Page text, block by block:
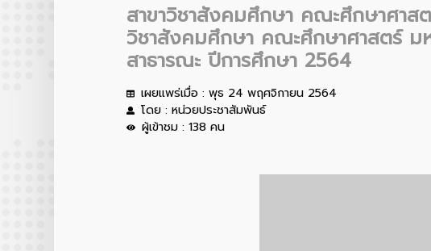
สาขาวิชาสังคมศึกษา คณะศึกษาศาส
วิชาสังคมศึกษา คณะศึกษาศาสตร์ ม
สาธารณะ ปีการศึกษา 2564
เผยแพร่เมื่อ : พุธ 24 พฤศจิกายน 2564
โดย : หน่วยประชาสัมพันธ์
ผู้เข้าชม : 138 คน